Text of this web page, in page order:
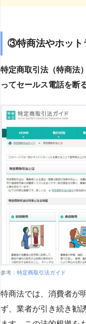
③特商法やホット
特定商取引法（特商法
ってセールス電話を断
参考： 特定商取引法ガイド
特商法では、消費者が
ず、業者が引き続き勧